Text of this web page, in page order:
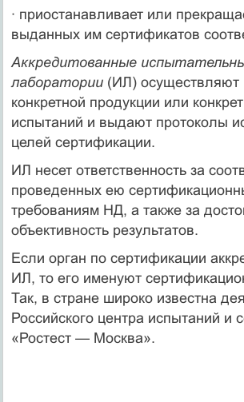
· приостанавливает или
выданных им сертификатов
Аккредитованные
лаборатории(ИЛ) осуществляют
конкретной продукции или
испытаний и выдают протоколы
целей сертификации.
ИЛ несет ответственность за
проведенных ею
требованиям НД, а также за
объективность результатов.
Если орган по сертификации
ИЛ, то его именуют
Так, в стране широко известна
Российского центра испытаний и
«Ростест — Москва».